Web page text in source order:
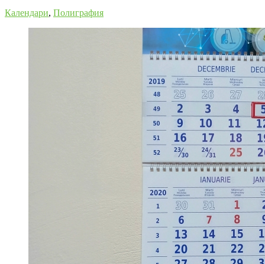
Календари, Полиграфия